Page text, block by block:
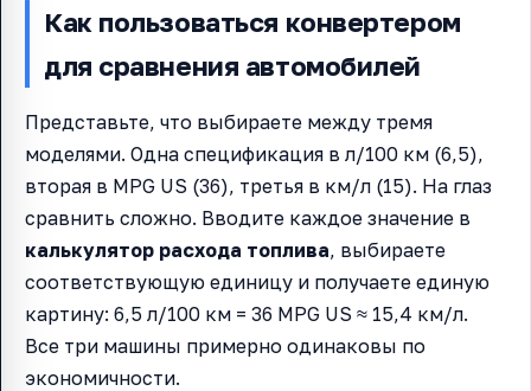
Как пользоваться конвертером
для сравнения автомобилей
Представьте, что выбираете между тремя
моделями. Одна спецификация в л/100 км (6,5),
вторая в MPG US (36), третья в км/л (15). На глаз
сравнить сложно. Вводите каждое значение в
калькулятор расхода топлива, выбираете
соответствующую единицу и получаете единую
картину: 6,5 л/100 км = 36 MPG US ≈ 15,4 км/л.
Все три машины примерно одинаковы по
экономичности.